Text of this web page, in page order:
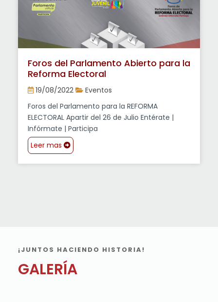
Foros del Parlamento Abierto para la
19/08/2022
Eventos
Foros del Parlamento para la REFORMA
ELECTORAL Apartir del 26 de Julio Entérate |
Infórmate | Participa
¡JUNTOS HACIENDO HISTORIA!